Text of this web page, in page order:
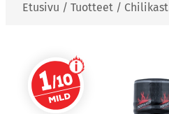
Etusivu / Tuotteet /